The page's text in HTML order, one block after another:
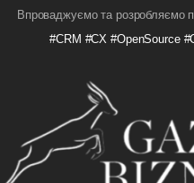
Впроваджуємо та розробляємо
#CRM #CX #OpenSource